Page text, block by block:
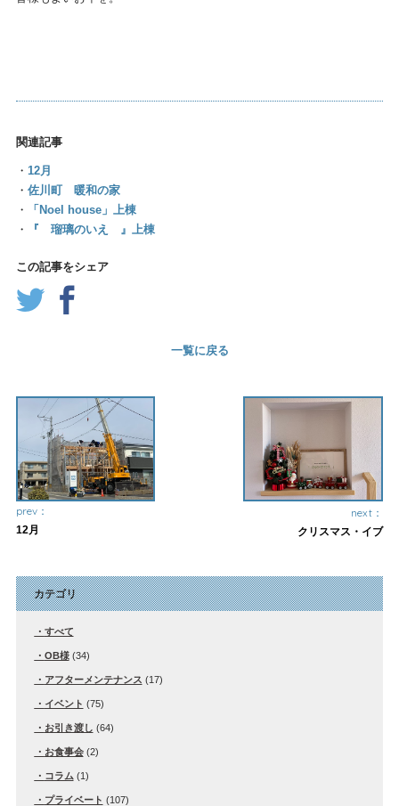
関連記事
・ 12月
・ 佐川町 暖和の家
・
「Noel house」上棟
・
『 瑠璃のいえ 』上棟
この記事をシェア
一覧に戻る
prev：
12月
next：
クリスマス・イブ
カテゴリ
すべて
OB様(34)
アフターメンテナンス (17)
イベント (75)
お引き渡し (64)
お食事会(2)
コラム (1)
プライベート (107)